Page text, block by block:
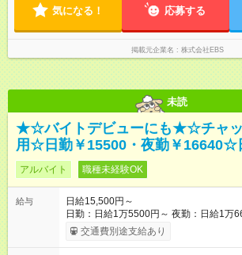
気になる！ 応募する
掲載元企業名 株式会社EBS
未読
★☆バイトデビューにも★☆チャッ
用☆日勤￥15500・夜勤￥
アルバイト 職種未経験OK
給与
日給15,500円～
日勤：日給1万5500円～ 夜勤：日給1万
祝手当4000円含む(25勤務まで) ┗新任研
┗規定あり ／ 経験や年齢を問わず、 頑張った方全員に支給され
交通費別途支給あり